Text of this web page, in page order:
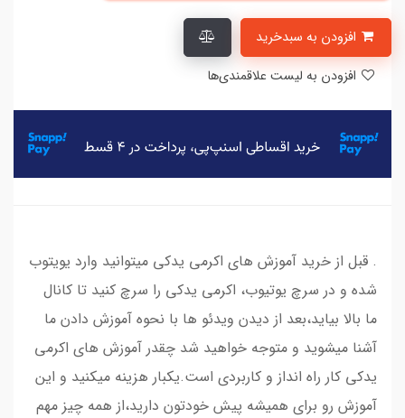
. قبل از خرید آموزش های اکرمی یدکی میتوانید وارد یویتوب
شده و در سرچ یوتیوب، اکرمی یدکی را سرچ کنید تا کانال
ما بالا بیاید،بعد از دیدن ویدئو ها با نحوه آموزش دادن ما
آشنا میشوید و متوجه خواهید شد چقدر آموزش های اکرمی
یدکی کار راه انداز و کاربردی است.یکبار هزینه میکنید و این
آموزش رو برای همیشه پیش خودتون دارید،از همه چیز مهم